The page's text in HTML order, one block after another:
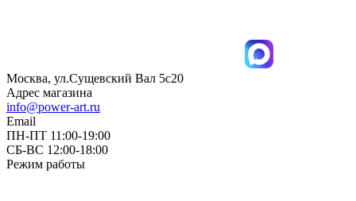
Москва, ул.Сущевский Вал 5с20
Адрес магазина
info@power-art.ru
Email
ПН-ПТ 11:00-19:00
СБ-ВС 12:00-18:00
Режим работы